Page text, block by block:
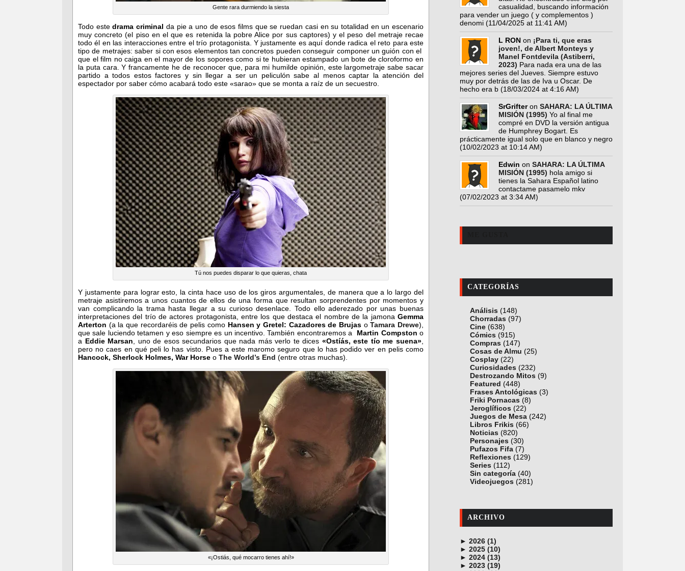
Gente rara durmiendo la siesta
Todo estedrama criminal da pie a uno de esos films que se ruedan casi en su totalidad en un escenario
muy concreto (el piso en el que es retenida la pobre Alice por sus captores) y el peso del metraje recae
todo él en las interacciones entre el trío protagonista. Y justamente es aquí donde radica el reto para este
tipo de metrajes: saber si con esos elementos tan concretos pueden conseguir componer un guión con el
que el film no caiga en el mayor de los sopores como si te hubieran estampado un bote de cloroformo en
la puta cara. Y francamente he de reconocer que, para mi humilde opinión, este largometraje sabe sacar
partido a todos estos factores y sin llegar a ser un peliculón sabe al menos captar la atención del
espectador por saber cómo acabará todo este «sarao» que se monta a raíz de un secuestro.
Tú nos puedes disparar lo que quieras, chata
Y justamente para lograr esto, la cinta hace uso de los giros argumentales, de manera que a lo largo del
metraje asistiremos a unos cuantos de ellos de una forma que resultan sorprendentes por momentos y
van complicando la trama hasta llegar a su curioso desenlace. Todo ello aderezado por unas buenas
interpretaciones del trío de actores protagonista, entre los que destaca el nombre de la jamona Gemma
Arterton (a la que recordaréis de pelis comoHansen y Gretel: Cazadores de BrujasoTamara Drewe),
que sale luciendo tetamen y eso siempre es un incentivo. También encontraremos a Martin Compston o
a Eddie Marsan , uno de esos secundarios que nada más verlo te dices «Ostíás, este tío me suena»
pero no caes en qué peli lo has visto. Pues a este maromo seguro que lo has podido ver en pelis como
Hancock, Sherlock Holmes, War Horse o The World’s End (entre otras muchas).
«¡Ostiás, qué mocarro tienes ahí!»
casualidad, buscando información
para vender un juego ( y complementos )
denomi (11/04/2025 at 11:41 AM)
L RON on ¡Para ti, que eras
joven!, de Albert Monteys y
Manel Fontdevila (Astiberri,
2023) Para nada era una de las
mejores series del Jueves. Siempre estuvo
muy por detrás de las de Iva u Oscar. De
hecho era b (18/03/2024 at 4:16 AM)
SrGrifteron SAHARA: LA ÚLTIMA
MISIÓN (1995) Yo al final me
compré en DVD la versión antigua
de Humphrey Bogart. Es
prácticamente igual solo que en blanco y negro
(10/02/2023 at 10:14 AM)
Edwin on SAHARA: LA ÚLTIMA
MISIÓN (1995) hola amigo si
tienes la Sahara Español latino
contactame pasamelo mkv
(07/02/2023 at 3:34 AM)
CATEGORÍAS
Análisis (148)
Chorradas (97)
Cine (638)
Cómics (915)
Compras (147)
Cosas de Almu (25)
Cosplay (22)
Curiosidades (232)
Destrozando Mitos (9)
Featured (448)
Frases Antológicas (3)
Friki Pornacas (8)
Jeroglíficos (22)
Juegos de Mesa (242)
Libros Frikis (66)
Noticias (820)
Personajes (30)
Pufazos Fifa (7)
Reflexiones (129)
Series (112)
Sin categoría (40)
Videojuegos (281)
ARCHIVO
► 2026 (1)
junio (1)
► 2025 (10)
noviembre (1)
octubre (1)
► 2024 (13)
diciembre (4)
► 2023 (19)